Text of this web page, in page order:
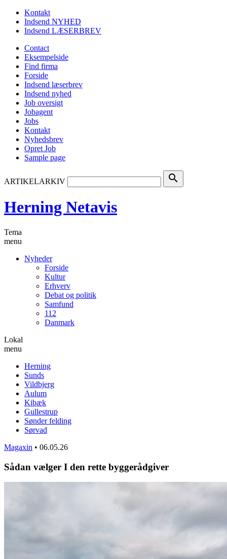
Kontakt
Indsend NYHED
Indsend LÆSERBREV
Contact
Eksempelside
Find firma
Forside
Indsend læserbrev
Indsend nyhed
Job oversigt
Jobagent
Jobs
Kontakt
Nyhedsbrev
Opret Job
Sample page
ARTIKELARKIV search
Herning Netavis
Tema
menu
Nyheder
Forside
Kultur
Erhverv
Debat og politik
Samfund
112
Danmark
Lokal
menu
Herning
Sunds
Vildbjerg
Aulum
Kibæk
Gullestrup
Sønder felding
Sørvad
Magaxin • 06.05.26
Sådan vælger I den rette byggerådgiver